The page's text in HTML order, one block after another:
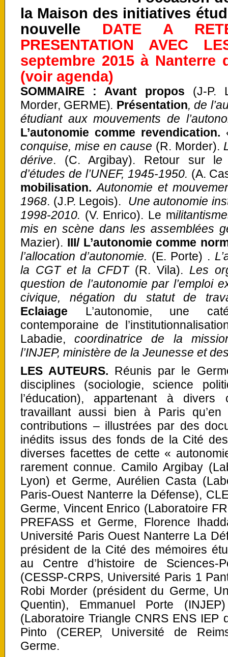
la Maison des initiatives
nouvelle DATE A
PRESENTATION AVEC
septembre 2015 à
(voir agenda)
SOMMAIRE : Avant propos (J-P.
Morder, GERME). Présentation, de
étudiant aux mouvements de
L’autonomie comme revendication.
conquise, mise en cause (R. Morder).
dérive. (C. Argibay). Retour sur le
d’études de l’UNEF, 1945-1950. (A.
mobilisation.Autonomie et
1968. (J.P. Legois).
Une autonomie
1998-2010. (V. Enrico). Le m
mis en scène dans les assemblées
Mazier). III/ L’autonomie comme
l’allocation d’autonomie. (E. Porte) .
la CGT et la CFDT (R. Vila). Les
question de l’autonomie par l’emploi
civique, négation du statut de
Eclaiage L’autonomie, une
contemporaine de
Labadie,coordinatrice de la
l’INJEP, ministère de la Jeunesse et
LES AUTEURS. Réunis par le
disciplines (sociologie, science
l’éducation), appartenant à
travaillant aussi bien à Paris qu’en
contributions – illustrées par des
inédits issus des fonds de la Cité
diverses facettes de cette «
rarement connue. Camilo Argibay
Lyon) et Germe, Aurélien Casta
Paris-Ouest Nanterre la Défense),
Germe, Vincent Enrico (Laboratoire
PREFASS et Germe, Florence
Université Paris Ouest Nanterre La
président de la Cité des mémoires
au Centre d’histoire de
(CESSP-CRPS, Université Paris 1
Robi Morder (président du Germe,
Quentin), Emmanuel Porte
(Laboratoire Triangle CNRS ENS IEP
Pinto (CEREP, Université de
Germe.